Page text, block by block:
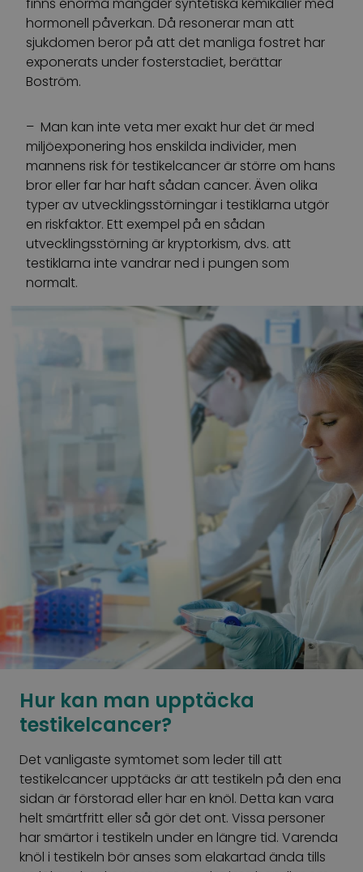
hormonell påverkan. Då resonerar man att
sjukdomen beror på att det manliga fostret har
exponerats under fosterstadiet, berättar
Boström.
– Man kan inte veta mer exakt hur det är med
miljöexponering hos enskilda individer, men
mannens risk för testikelcancer är större om hans
bror eller far har haft sådan cancer. Även olika
typer av utvecklingsstörningar i testiklarna utgör
en riskfaktor. Ett exempel på en sådan
utvecklingsstörning är kryptorkism, dvs. att
testiklarna inte vandrar ned i pungen som
normalt.
Hur kan man upptäcka
testikelcancer?
Det vanligaste symtomet som leder till att
testikelcancer upptäcks är att testikeln på den ena
sidan är förstorad eller har en knöl. Detta kan vara
helt smärtfritt eller så gör det ont. Vissa personer
har smärtor i testikeln under en längre tid. Varenda
knöl i testikeln bör anses som elakartad ända tills